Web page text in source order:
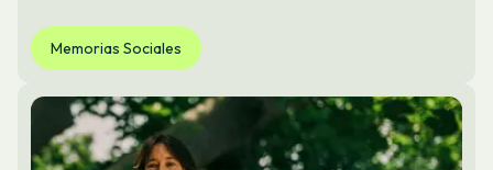
Memorias Sociales